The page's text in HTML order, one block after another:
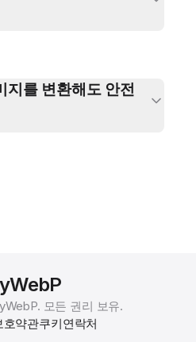
를 변환해도 안전
모든 권리 보유.
호약관쿠키연락처